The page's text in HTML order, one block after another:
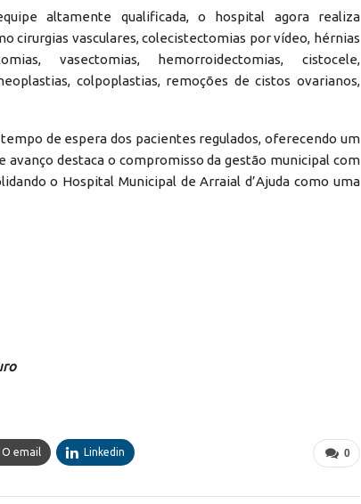
altamente qualificada, o hospital agora realiza
cirurgias vasculares, colecistectomias por vídeo, hérnias
vasectomias, hemorroidectomias, cistocele,
colpoplastias, remoções de cistos ovarianos,
de espera dos pacientes regulados, oferecendo um
destaca o compromisso da gestão municipal com
o Hospital Municipal de Arraial d’Ajuda como uma
0
O email Linkedin